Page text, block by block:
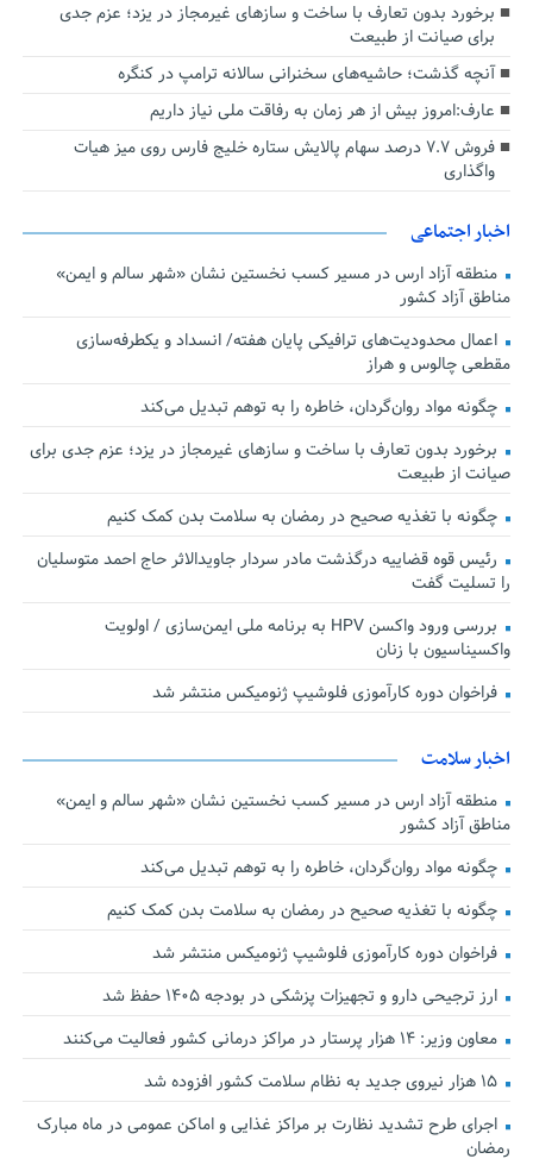
برخورد بدون تعارف با ساخت‌ و سازهای غیرمجاز در یزد؛ عزم جدی
برای صیانت از طبیعت
آنچه گذشت؛ حاشیه‌های سخنرانی سالانه ترامپ در کنگره
عارف:امروز بیش از هر زمان به رفاقت ملی نیاز داریم
فروش ۷.۷ درصد سهام پالایش ستاره خلیج فارس روی میز هیات
واگذاری
اخبار اجتماعی
منطقه آزاد ارس در مسیر کسب نخستین نشان «شهر سالم و ایمن»
مناطق آزاد کشور
اعمال محدودیت‌های ترافیکی پایان هفته/ انسداد و یکطرفه‌سازی
مقطعی چالوس و هراز
چگونه مواد روان‌گردان، خاطره را به توهم تبدیل می‌کند
برخورد بدون تعارف با ساخت‌ و سازهای غیرمجاز در یزد؛ عزم جدی برای
صیانت از طبیعت
چگونه با تغذیه صحیح در رمضان به سلامت بدن کمک کنیم
رئیس قوه قضاییه درگذشت مادر سردار جاویدالاثر حاج احمد متوسلیان
را تسلیت گفت
بررسی ورود واکسن HPV به برنامه ملی ایمن‌سازی / اولویت
واکسیناسیون با زنان
فراخوان دوره کارآموزی فلوشیپ ژنومیکس منتشر شد
اخبار سلامت
منطقه آزاد ارس در مسیر کسب نخستین نشان «شهر سالم و ایمن»
مناطق آزاد کشور
چگونه مواد روان‌گردان، خاطره را به توهم تبدیل می‌کند
چگونه با تغذیه صحیح در رمضان به سلامت بدن کمک کنیم
فراخوان دوره کارآموزی فلوشیپ ژنومیکس منتشر شد
ارز ترجیحی دارو و تجهیزات پزشکی در بودجه ۱۴۰۵ حفظ شد
معاون وزیر: ۱۴ هزار پرستار در مراکز درمانی کشور فعالیت می‌کنند
۱۵ هزار نیروی جدید به نظام سلامت کشور افزوده شد
اجرای طرح تشدید نظارت بر مراکز غذایی و اماکن عمومی در ماه مبارک
رمضان